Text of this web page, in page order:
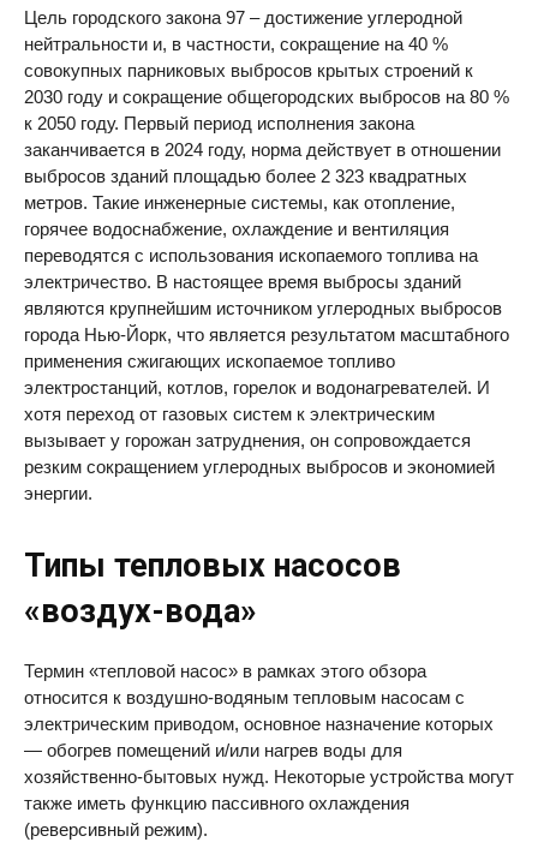
Цель городского закона 97 – достижение углеродной
нейтральности и, в частности, сокращение на 40 %
совокупных парниковых выбросов крытых строений к
2030 году и сокращение общегородских выбросов на 80 %
к 2050 году. Первый период исполнения закона
заканчивается в 2024 году, норма действует в отношении
выбросов зданий площадью более 2 323 квадратных
метров. Такие инженерные системы, как отопление,
горячее водоснабжение, охлаждение и вентиляция
переводятся с использования ископаемого топлива на
электричество. В настоящее время выбросы зданий
являются крупнейшим источником углеродных выбросов
города Нью-Йорк, что является результатом масштабного
применения сжигающих ископаемое топливо
электростанций, котлов, горелок и водонагревателей. И
хотя переход от газовых систем к электрическим
вызывает у горожан затруднения, он сопровождается
резким сокращением углеродных выбросов и экономией
энергии.
Типы тепловых насосов
«воздух-вода»
Термин «тепловой насос» в рамках этого обзора
относится к воздушно-водяным тепловым насосам с
электрическим приводом, основное назначение которых
— обогрев помещений и/или нагрев воды для
хозяйственно-бытовых нужд. Некоторые устройства могут
также иметь функцию пассивного охлаждения
(реверсивный режим).